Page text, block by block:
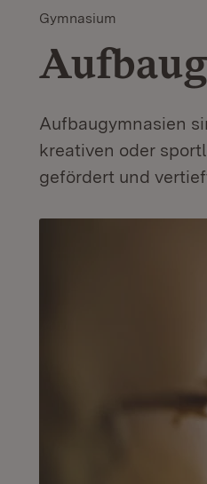
Gymnasium
Aufbaugymnasien
kreativen oder
gefördert und